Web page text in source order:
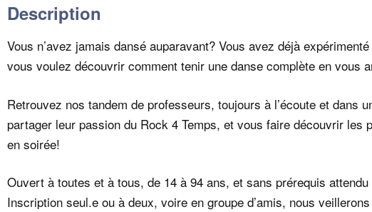
Description
Vous n’avez jamais dansé auparavant? Vous avez déjà
vous voulez découvrir comment tenir une danse complète en vous
Retrouvez nos tandem de professeurs, toujours à l’écoute et dans
partager leur passion du Rock 4 Temps, et vous faire découvrir les
en soirée!
Ouvert à toutes et à tous, de 14 à 94 ans, et sans prérequis attendu
Inscription seul.e ou à deux, voire en groupe d’amis, nous